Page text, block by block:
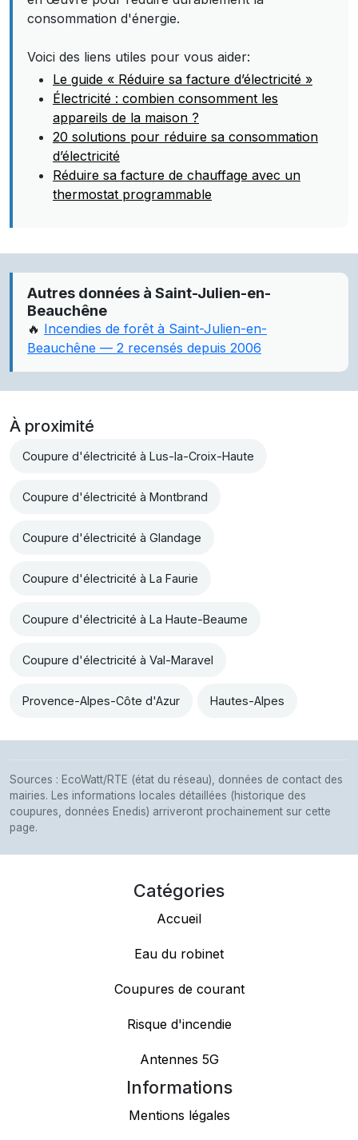
consommation d'énergie.
Voici des liens utiles pour vous aider:
Le guide « Réduire sa facture d’électricité »
Électricité : combien consomment les
appareils de la maison ?
20 solutions pour réduire sa consommation
d’électricité
Réduire sa facture de chauffage avec un
thermostat programmable
Autres données à Saint-Julien-en-
Beauchêne
🔥 Incendies de forêt à Saint-Julien-en-
Beauchêne — 2 recensés depuis 2006
À proximité
Coupure d'électricité à Lus-la-Croix-Haute
Coupure d'électricité à Montbrand
Coupure d'électricité à Glandage
Coupure d'électricité à La Faurie
Coupure d'électricité à La Haute-Beaume
Coupure d'électricité à Val-Maravel
Provence-Alpes-Côte d'Azur Hautes-Alpes
Sources : EcoWatt/RTE (état du réseau), données de contact des
mairies. Les informations locales détaillées (historique des
coupures, données Enedis) arriveront prochainement sur cette
page.
Catégories
Accueil
Eau du robinet
Coupures de courant
Risque d'incendie
Antennes 5G
Informations
Mentions légales